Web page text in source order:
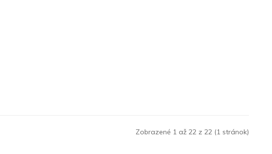
Zobrazené 1 až 22 z 22 (1 stránok)